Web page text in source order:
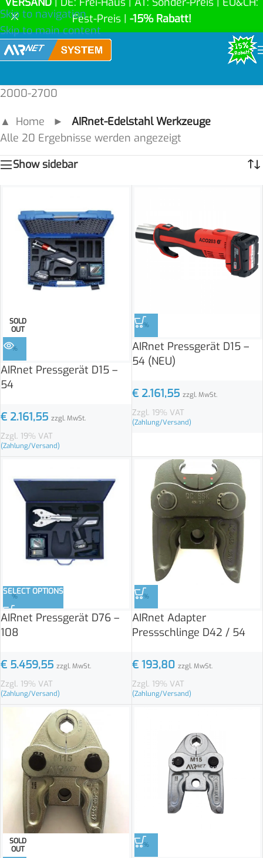
Skip to navigation
Skip to main content
Fest-Preis | -15% Rabatt!
2000-2700
▲ Home ► AIRnet-Edelstahl Werkzeuge
Alle 20 Ergebnisse werden angezeigt
Show sidebar
SOLD
OUT
%
AIRnet Pressgerät D15 –
54
€ 2.161,55 zzgl. MwSt.
Zzgl. 19% VAT
(Zahlung/Versand)
%
AIRnet Pressgerät D15 –
54 (NEU)
€2.161,55 zzgl. MwSt.
Zzgl. 19% VAT
(Zahlung/Versand)
%
SELECT OPTIONS
AIRnet Pressgerät D76 –
108
€ 5.459,55 zzgl. MwSt.
Zzgl. 19% VAT
(Zahlung/Versand)
%
AIRnet Adapter
Pressschlinge D42 / 54
€193,80 zzgl. MwSt.
Zzgl. 19% VAT
(Zahlung/Versand)
SOLD
OUT
%